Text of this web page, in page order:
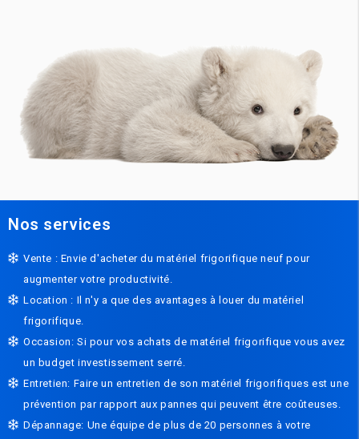
Nos services
Vente : Envie d'acheter du matériel frigorifique neuf pour
augmenter votre productivité.
Location : Il n'y a que des avantages à louer du matériel
frigorifique.
Occasion: Si pour vos achats de matériel frigorifique vous avez
un budget investissement serré.
Entretien: Faire un entretien de son matériel frigorifiques est une
prévention par rapport aux pannes qui peuvent être coûteuses.
Dépannage: Une équipe de plus de 20 personnes à votre